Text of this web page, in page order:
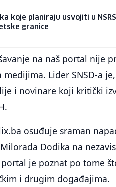
koje planiraju usvojiti u
granice
na naš portal nije
Lider SNSD-a
i novinare koji kritički
osuđuje sraman
Dodika na
je poznat po tome
i drugim događajima.